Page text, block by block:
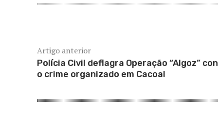
Artigo anterior
Polícia Civil deflagra Operação “Algoz”
o crime organizado em Cacoal